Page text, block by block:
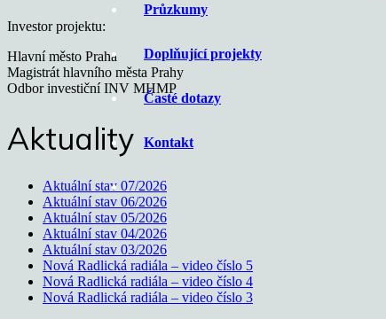
Průzkumy
Doplňující projekty
Časté dotazy
Kontakt
Investor projektu:
Hlavní město Praha
Magistrát hlavního města Prahy
Odbor investiční INV MHMP
Aktuality
Aktuální stav 07/2026
Aktuální stav 06/2026
Aktuální stav 05/2026
Aktuální stav 04/2026
Aktuální stav 03/2026
Nová Radlická radiála – video číslo 5
Nová Radlická radiála – video číslo 4
Nová Radlická radiála – video číslo 3